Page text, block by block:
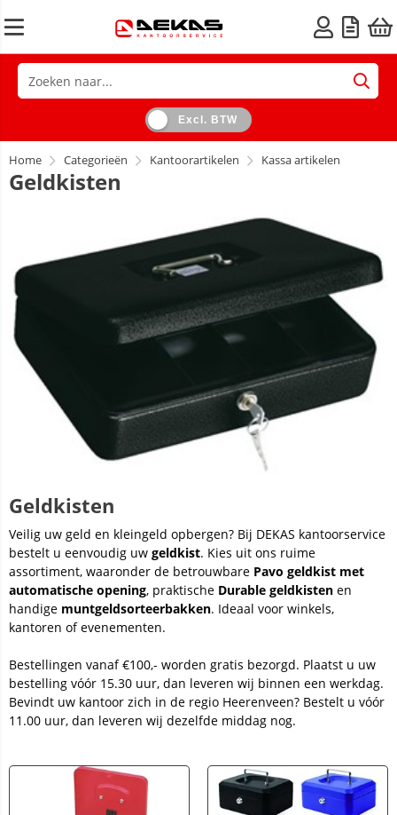
Excl. BTW
Home Categorieën Kantoorartikelen Kassa artikelen
Geldkisten
Geldkisten
Veilig uw geld en kleingeld opbergen? Bij DEKAS kantoorservice
bestelt u eenvoudig uw geldkist. Kies uit ons ruime
assortiment, waaronder de betrouwbare Pavo geldkist met
automatische opening, praktische Durable geldkisten en
handige muntgeldsorteerbakken. Ideaal voor winkels,
kantoren of evenementen.
Bestellingen vanaf €100,- worden gratis bezorgd. Plaatst u uw
bestelling vóór 15.30 uur, dan leveren wij binnen een werkdag.
Bevindt uw kantoor zich in de regio Heerenveen? Bestelt u vóór
11.00 uur, dan leveren wij dezelfde middag nog.